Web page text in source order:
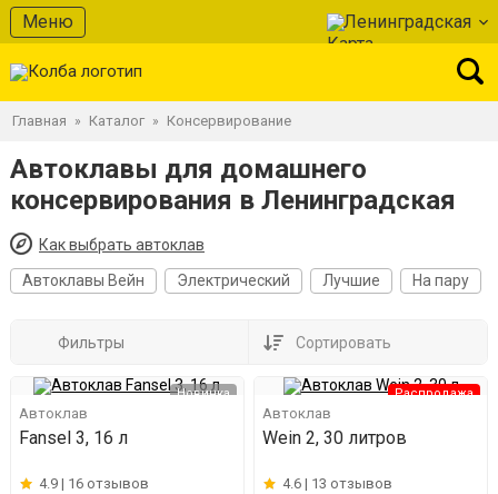
Меню Ленинградская
Главная » Каталог » Консервирование
Автоклавы для домашнего
консервирования в Ленинградская
Как выбрать автоклав
Автоклавы Вейн
Электрический Лучшие На пару
Фильтры Сортировать
Новинка
Автоклав
Fansel 3, 16 л
4.9 | 16 отзывов
Распродажа
Автоклав
Wein 2, 30 литров
4.6 | 13 отзывов